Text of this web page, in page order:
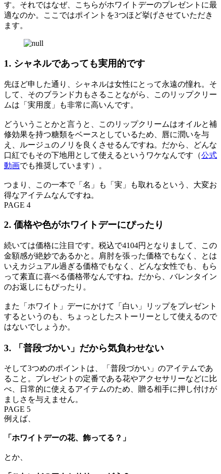
す。それではなぜ、こちらがホワイトデーのプレゼントに最
適なのか。ここではポイントを3つほど挙げさせていただき
ます。
1. シャネルであっても実用的です
先ほど申した通り、シャネルは女性にとって永遠の憧れ。そ
して、そのブランド力もさることながら、このリップクリー
ムは「実用度」も非常に高いんです。
どういうことかと言うと、このリップクリームはオイルと補
修効果を持つ糖類をベースとしているため、唇に潤いを与
え、ルージュのノリを良くさせるんですね。だから、どんな
口紅でもその下地用として使えるというワケなんです（公式
動画でも推奨しています）。
つまり、この一本で「名」も「実」も取れるという、大変お
得なアイテムなんですね。
PAGE 4
2. 価格や色がホワイトデーにぴったり
続いては価格に注目です。税込で4104円となりまして、この
金額感が絶妙であるかと。肩肘を張った価格でもなく、とは
いえカジュアル過ぎる価格でもなく、どんな女性でも、もら
って素直に喜べる価格帯なんですね。だから、バレンタイン
のお返しにもぴったり。
また「ホワイト」デーにかけて「白い」リップをプレゼント
するというのも、ちょっとしたストーリーとして使えるので
はないでしょうか。
3. 「普段づかい」だから気負わせない
そして3つめのポイントは、「普段づかい」のアイテムであ
ること。プレゼントの定番である花やアクセサリーなどに比
べ、日常的に使えるアイテムのため、贈る相手に押し付けが
ましさを与えません。
PAGE 5
例えば、
「ホワイトデーの花、飾ってる？」
とか、